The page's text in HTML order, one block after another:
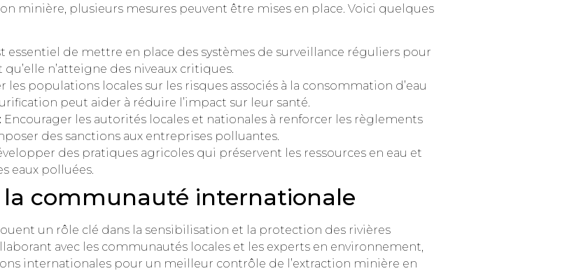
minière, plusieurs mesures peuvent être mises en place. Voici quelques
essentiel de mettre en place des systèmes de surveillance réguliers pour
n’atteigne des niveaux critiques.
les populations locales sur les risques associés à la consommation d’eau
peut aider à réduire l’impact sur leur santé.
Encourager les autorités locales et nationales à renforcer les règlements
des sanctions aux entreprises polluantes.
des pratiques agricoles qui préservent les ressources en eau et
eaux polluées.
la communauté internationale
un rôle clé dans la sensibilisation et la protection des rivières
avec les communautés locales et les experts en environnement,
internationales pour un meilleur contrôle de l’extraction minière en